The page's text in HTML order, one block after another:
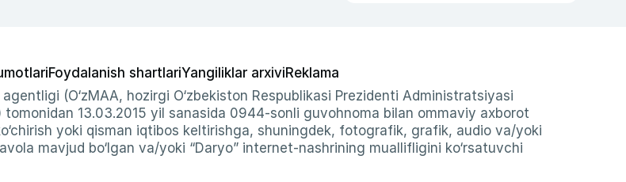
Foydalanish shartlariYangiliklar arxiviReklama
(O‘zMAA, hozirgi O‘zbekiston Respublikasi Prezidenti Administratsiyasi
13.03.2015 yil sanasida 0944-sonli guvohnoma bilan ommaviy axborot
yoki qisman iqtibos keltirishga, shuningdek, fotografik, grafik, audio va/yoki
mavjud bo‘lgan va/yoki “Daryo” internet-nashrining muallifligini ko‘rsatuvchi